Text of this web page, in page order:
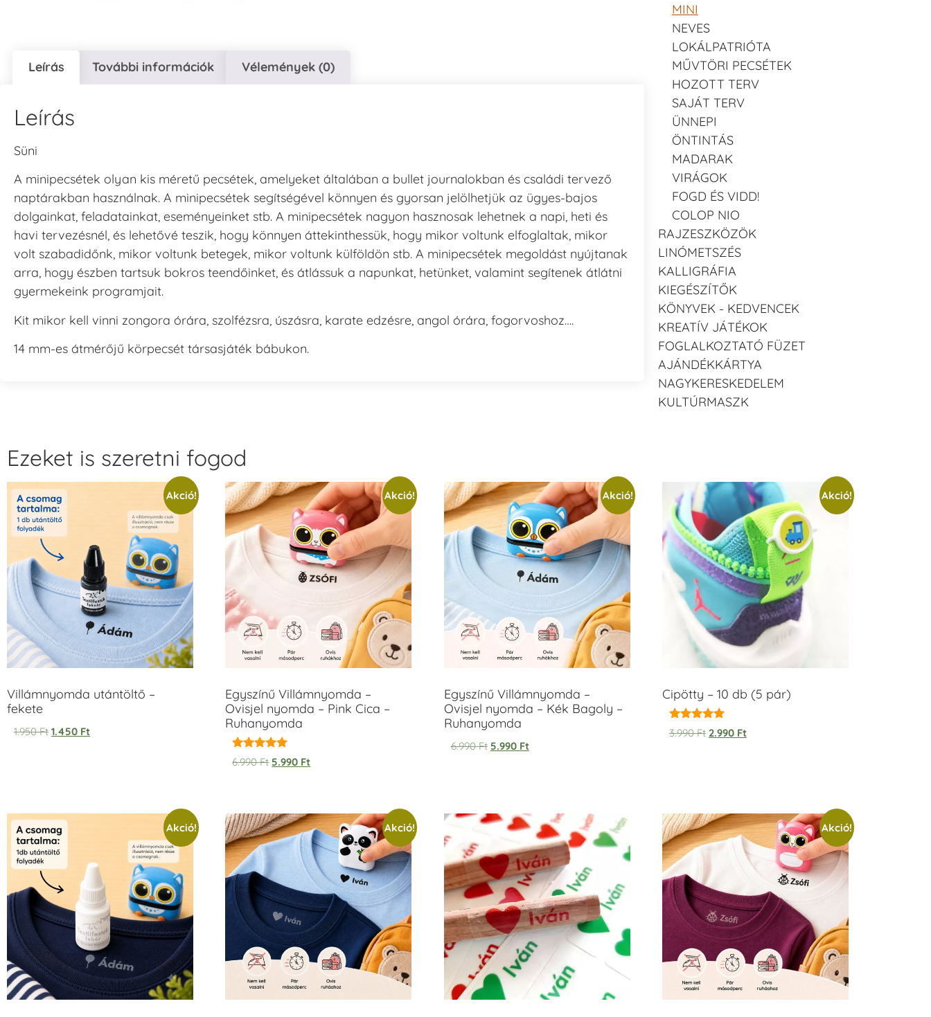
Leírás További információk Vélemények (0)
Leírás
Süni
A minipecsétek olyan kis méretű pecsétek, amelyeket általában a bullet journalokban és családi tervező
naptárakban használnak. A minipecsétek segítségével könnyen és gyorsan jelölhetjük az ügyes-bajos
dolgainkat, feladatainkat, eseményeinket stb. A minipecsétek nagyon hasznosak lehetnek a napi, heti és
havi tervezésnél, és lehetővé teszik, hogy könnyen áttekinthessük, hogy mikor voltunk elfoglaltak, mikor
volt szabadidőnk, mikor voltunk betegek, mikor voltunk külföldön stb. A minipecsétek megoldást nyújtanak
arra, hogy észben tartsuk bokros teendőinket, és átlássuk a napunkat, hetünket, valamint segítenek átlátni
gyermekeink programjait.
Kit mikor kell vinni zongora órára, szolfézsra, úszásra, karate edzésre, angol órára, fogorvoshoz….
14 mm-es átmérőjű körpecsét társasjáték bábukon.
MINI
NEVES
LOKÁLPATRIÓTA
MŰVTÖRI PECSÉTEK
HOZOTT TERV
SAJÁT TERV
ÜNNEPI
ÖNTINTÁS
MADARAK
VIRÁGOK
FOGD ÉS VIDD!
COLOP NIO
RAJZESZKÖZÖK
LINÓMETSZÉS
KALLIGRÁFIA
KIEGÉSZÍTŐK
KÖNYVEK - KEDVENCEK
KREATÍV JÁTÉKOK
FOGLALKOZTATÓ FÜZET
AJÁNDÉKKÁRTYA
NAGYKERESKEDELEM
KULTÚRMASZK
Ezeket is szeretni fogod
Akció!
Villámnyomda utántöltő –
fekete
1.950Ft 1.450 Ft
Akció!
Egyszínű Villámnyomda –
Ovisjel nyomda – Pink Cica –
Ruhanyomda
Értékelés:
5.00
6.990Ft 5.990 Ft
Akció!
Egyszínű Villámnyomda –
Ovisjel nyomda – Kék Bagoly –
Ruhanyomda
6.990Ft 5.990 Ft
Akció!
Cipötty – 10 db (5 pár)
Értékelés:
5.00
3.990Ft 2.990 Ft
Akció! Akció! Akció!